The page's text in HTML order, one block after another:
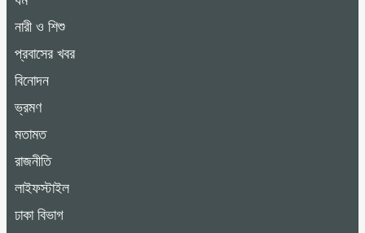
নারী ও শিশু
প্রবাসের খবর
বিনোদন
ভ্রমণ
মতামত
রাজনীতি
লাইফস্টাইল
ঢাকা বিভাগ